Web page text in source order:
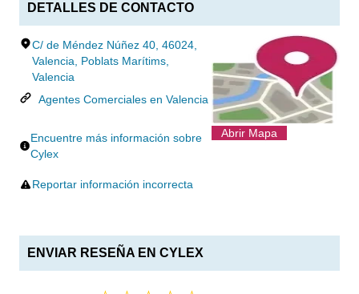
DETALLES DE CONTACTO
C/ de Méndez Núñez 40, 46024,
Valencia, Poblats Marítims,
Valencia
Agentes Comerciales en Valencia
Encuentre más información sobre
Cylex
Reportar información incorrecta
Abrir Mapa
ENVIAR RESEÑA EN CYLEX